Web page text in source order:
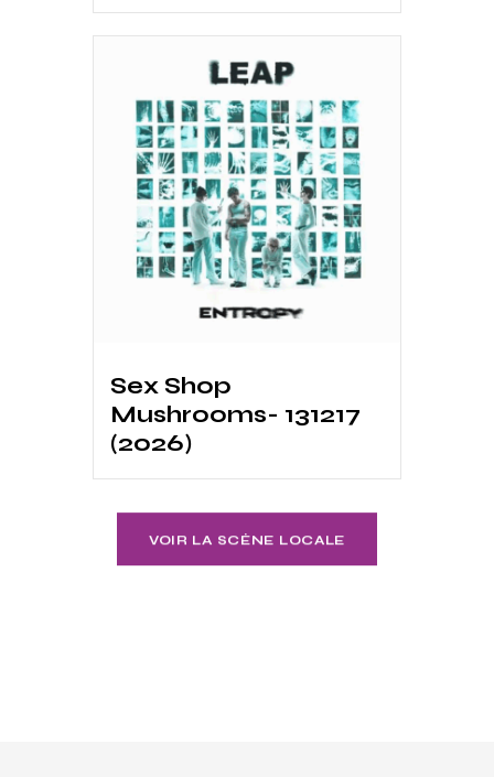
Sex Shop
Mushrooms- 131217
(2026)
VOIR LA SCÈNE LOCALE